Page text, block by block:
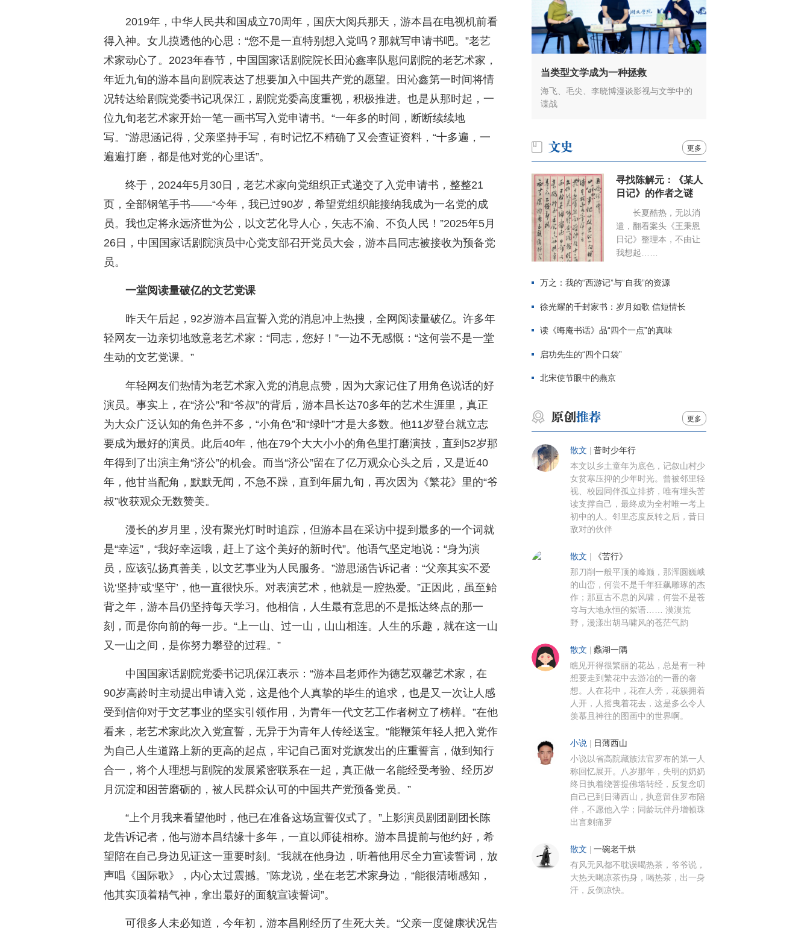
2019年，中华人民共和国成立70周年，国庆大阅兵那天，游本昌在电视机前看
得入神。女儿摸透他的心思：“您不是一直特别想入党吗？那就写申请书吧。”老艺
术家动心了。2023年春节，中国国家话剧院院长田沁鑫率队慰问剧院的老艺术家，
年近九旬的游本昌向剧院表达了想要加入中国共产党的愿望。田沁鑫第一时间将情
况转达给剧院党委书记巩保江，剧院党委高度重视，积极推进。也是从那时起，一
位九旬老艺术家开始一笔一画书写入党申请书。“一年多的时间，断断续续地
写。”游思涵记得，父亲坚持手写，有时记忆不精确了又会查证资料，“十多遍，一
遍遍打磨，都是他对党的心里话”。
终于，2024年5月30日，老艺术家向党组织正式递交了入党申请书，整整21
页，全部钢笔手书——“今年，我已过90岁，希望党组织能接纳我成为一名党的成
员。我也定将永远济世为公，以文艺化导人心，矢志不渝、不负人民！”2025年5月
26日，中国国家话剧院演员中心党支部召开党员大会，游本昌同志被接收为预备党
员。
一堂阅读量破亿的文艺党课
昨天午后起，92岁游本昌宣誓入党的消息冲上热搜，全网阅读量破亿。许多年
轻网友一边亲切地致意老艺术家：“同志，您好！”一边不无感慨：“这何尝不是一堂
生动的文艺党课。”
年轻网友们热情为老艺术家入党的消息点赞，因为大家记住了用角色说话的好
演员。事实上，在“济公”和“爷叔”的背后，游本昌长达70多年的艺术生涯里，真正
为大众广泛认知的角色并不多，“小角色”和“绿叶”才是大多数。他11岁登台就立志
要成为最好的演员。此后40年，他在79个大大小小的角色里打磨演技，直到52岁那
年得到了出演主角“济公”的机会。而当“济公”留在了亿万观众心头之后，又是近40
年，他甘当配角，默默无闻，不急不躁，直到年届九旬，再次因为《繁花》里的“爷
叔”收获观众无数赞美。
漫长的岁月里，没有聚光灯时时追踪，但游本昌在采访中提到最多的一个词就
是“幸运”，“我好幸运哦，赶上了这个美好的新时代”。他语气坚定地说：“身为演
员，应该弘扬真善美，以文艺事业为人民服务。”游思涵告诉记者：“父亲其实不爱
说‘坚持’或‘坚守’，他一直很快乐。对表演艺术，他就是一腔热爱。”正因此，虽至鲐
背之年，游本昌仍坚持每天学习。他相信，人生最有意思的不是抵达终点的那一
刻，而是你向前的每一步。“上一山、过一山，山山相连。人生的乐趣，就在这一山
又一山之间，是你努力攀登的过程。”
中国国家话剧院党委书记巩保江表示：“游本昌老师作为德艺双馨艺术家，在
90岁高龄时主动提出申请入党，这是他个人真挚的毕生的追求，也是又一次让人感
受到信仰对于文艺事业的坚实引领作用，为青年一代文艺工作者树立了榜样。”在他
看来，老艺术家此次入党宣誓，无异于为青年人传经送宝。“能鞭策年轻人把入党作
为自己人生道路上新的更高的起点，牢记自己面对党旗发出的庄重誓言，做到知行
合一，将个人理想与剧院的发展紧密联系在一起，真正做一名能经受考验、经历岁
月沉淀和困苦磨砺的，被人民群众认可的中国共产党预备党员。”
“上个月我来看望他时，他已在准备这场宣誓仪式了。”上影演员剧团副团长陈
龙告诉记者，他与游本昌结缘十多年，一直以师徒相称。游本昌提前与他约好，希
望陪在自己身边见证这一重要时刻。“我就在他身边，听着他用尽全力宣读誓词，放
声唱《国际歌》，内心太过震撼。”陈龙说，坐在老艺术家身边，“能很清晰感知，
他其实顶着精气神，拿出最好的面貌宣读誓词”。
可很多人未必知道，今年初，游本昌刚经历了生死大关。“父亲一度健康状况告
当类型文学成为一种拯救
海飞、毛尖、李晓博漫谈影视与文学中的
谍战
更多
寻找陈解元：《某人
日记》的作者之谜
长夏酷热，无以消
遣，翻看案头《王秉恩
日记》整理本，不由让
我想起……
万之：我的“西游记”与“自我”的资源
徐光耀的千封家书：岁月如歌 信短情长
读《晦庵书话》品“四个一点”的真味
启功先生的“四个口袋”
北宋使节眼中的燕京
更多
散文 昔时少年行
本文以乡土童年为底色，记叙山村少
女贫寒压抑的少年时光。曾被邻里轻
视、校园同伴孤立排挤，唯有埋头苦
读支撑自己，最终成为全村唯一考上
初中的人。邻里态度反转之后，昔日
敌对的伙伴
散文 《苦行》
那刀削一般平顶的峰巅，那浑圆巍峨
的山峦，何尝不是千年狂飙雕琢的杰
作；那亘古不息的风啸，何尝不是苍
穹与大地永恒的絮语…… 漠漠荒
野，漫漾出胡马啸风的苍茫气韵
散文 蠡湖一隅
瞧见开得很繁丽的花丛，总是有一种
想要走到繁花中去游冶的一番的奢
想。人在花中，花在人旁，花簇拥着
人开，人摇曳着花去，这是多么令人
羡慕且神往的图画中的世界啊。
小说 日薄西山
小说以省高院藏族法官罗布的第一人
称回忆展开。八岁那年，失明的奶奶
终日执着绕菩提佛塔转经，反复念叨
自己已到日薄西山，执意留住罗布陪
伴，不愿他入学；同龄玩伴丹增顿珠
出言刺痛罗
散文 一碗老干烘
有风无风都不耽误喝热茶，爷爷说，
大热天喝凉茶伤身，喝热茶，出一身
汗，反倒凉快。